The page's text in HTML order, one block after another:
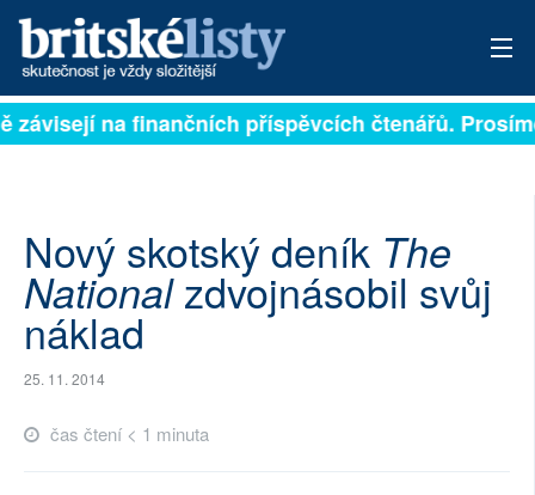
PŘIHLÁSIT
ARCHIV
ROZHOVORY
TÉMATA
závisejí na finančních příspěvcích čtenářů.
Nový skotský deník The
Nationalzdvojnásobil svůj
náklad
25. 11. 2014
čas čtení < 1 minuta